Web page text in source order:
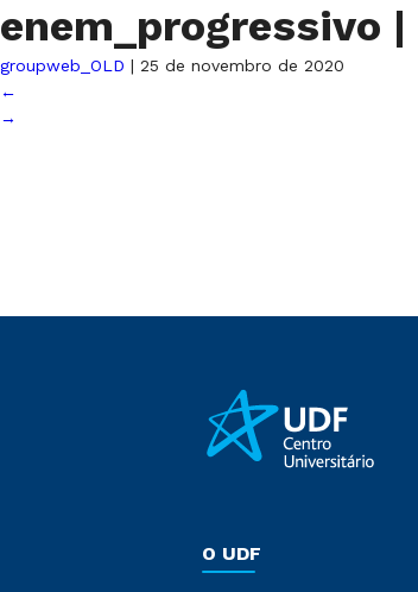
enem_progressivo |
groupweb_OLD | 25 de novembro de 2020
←
→
O UDF